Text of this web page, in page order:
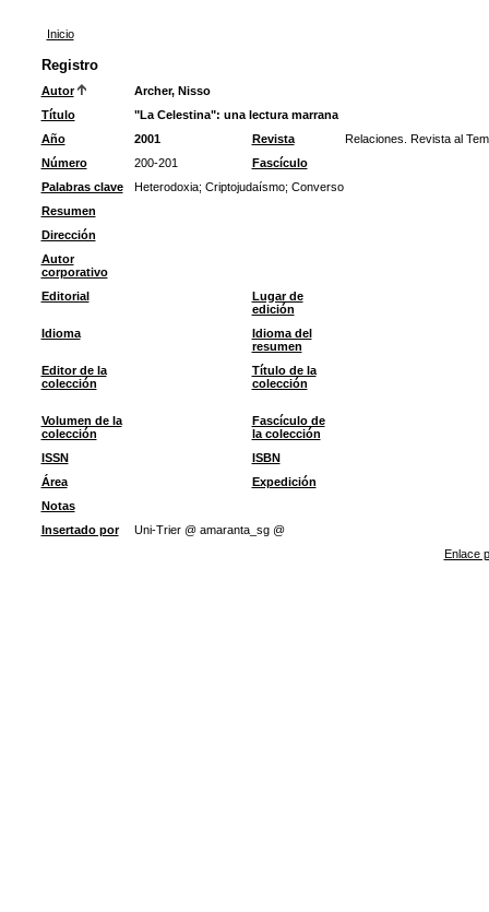
Inicio
Registro
Autor
Archer, Nisso
Título
"La Celestina": una lectura marrana
Año
2001 Revista
Relaciones. Revista al
Número
200-201
Fascículo
Palabras clave
Heterodoxia; Criptojudaísmo; Converso
Resumen
Dirección
Autor
corporativo
Editorial
Lugar de
edición
Idioma
Idioma del
resumen
Editor de la
colección
Título de la
colección
Volumen de la
colección
Fascículo de
la colección
ISSN
ISBN
Área
Expedición
Notas
Insertado por
Uni-Trier @ amaranta_sg @
Enlace